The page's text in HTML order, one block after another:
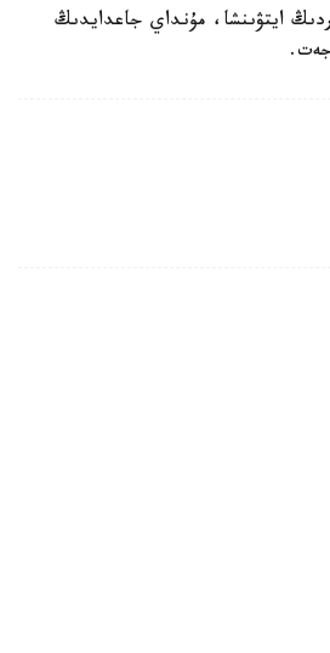
ايتۋىنشا، مۇنداي جاعدايدىڭ